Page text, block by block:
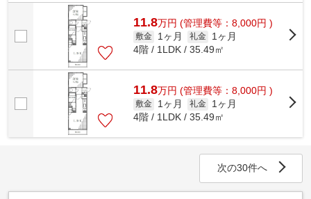
じて選べる2駅利用可能な物件です。こ...
11.8万円 (管理費等：8,000円 )
敷金 1ヶ月 礼金
1ヶ月
4階 / 1LDK / 35.49㎡
11.8万円 (管理費等：8,000円 )
敷金 1ヶ月 礼金
1ヶ月
4階 / 1LDK / 35.49㎡
次の30件へ